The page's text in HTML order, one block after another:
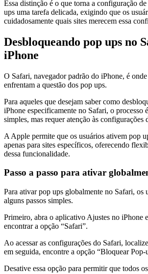
Essa distinção é o que torna a configuração
ups uma tarefa delicada, exigindo que os
cuidadosamente quais sites merecem essa
Desbloqueando pop ups no
iPhone
O Safari, navegador padrão do iPhone, é
enfrentam a questão dos pop ups.
Para aqueles que desejam saber como
iPhone especificamente no Safari, o processo
simples, mas requer atenção às configurações
A Apple permite que os usuários ativem pop
apenas para sites específicos, oferecendo
dessa funcionalidade.
Passo a passo para ativar
Para ativar pop ups globalmente no Safari, os
alguns passos simples.
Primeiro, abra o aplicativo Ajustes no iPhone
encontrar a opção “Safari”.
Ao acessar as configurações do Safari,
em seguida, encontre a opção “Bloquear Pop-
Desative essa opção para permitir que todos